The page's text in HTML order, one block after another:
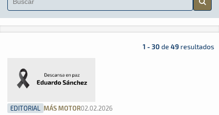
1 - 30 de 49 resultados
EDITORIAL MÁS MOTOR02.02.2026